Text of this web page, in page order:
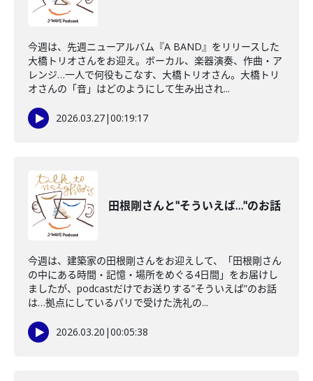
今週は、先週ニューアルバム『A BAND』をリリースした
大橋トリオさんをお迎え。ボーカル、楽器演奏、作曲・ア
レンジ…一人で何役もこなす、大橋トリオさん。大橋トリ
オさんの「音」はどのようにして生み出され...
2026.03.27|00:19:17
田根剛さんと"そういえば…"のお話
今週は、建築家の田根剛さんをお迎えして、「田根剛さん
の中にある時間・記憶・場所をめぐる4日間」をお届けし
ましたが、podcastだけでお送りする”そういえば”のお話
は…拠点にしているパリで受けた洗礼の...
2026.03.20 |00:05:38